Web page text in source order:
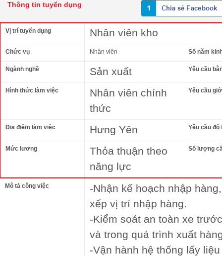
Thông tin tuyển dụng
Vị trí tuyển dụng Nhân viên kho
Chức vụ Nhân viên Số năm
Ngành nghề Sản xuất Yêu cầu
Hình thức làm việc
Nhân viên chính
thức
Yêu cầu
Địa điểm làm việc Hưng Yên Yêu cầu độ
Mức lương
Thỏa thuận theo
năng lực
Số lượng
Mô tả công việc
-Nhận kế hoạch nhập
xếp vị trí nhập hàng.
-Kiểm soát an toàn xe
và trong quá trình xuất
-Vận hành hệ thống lấy